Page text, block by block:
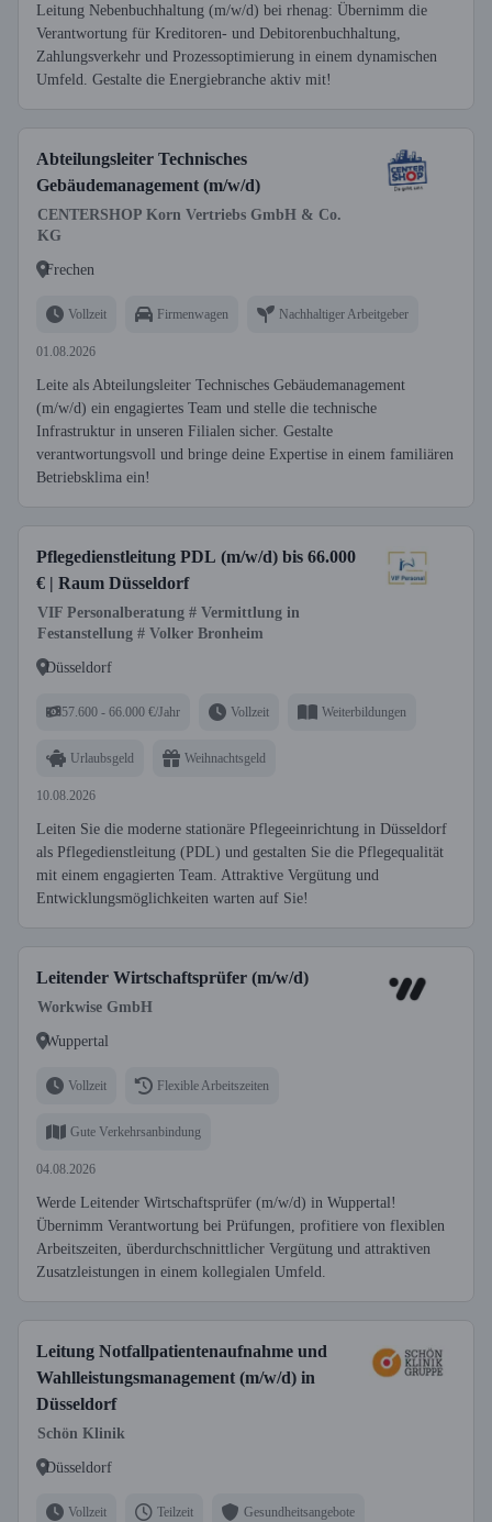
Leitung Nebenbuchhaltung (m/w/d) bei rhenag: Übernimm die
Verantwortung für Kreditoren- und Debitorenbuchhaltung,
Zahlungsverkehr und Prozessoptimierung in einem dynamischen
Umfeld. Gestalte die Energiebranche aktiv mit!
Abteilungsleiter Technisches
Gebäudemanagement (m/w/d)
CENTERSHOP Korn Vertriebs GmbH & Co.
KG
Frechen
Vollzeit Firmenwagen Nachhaltiger Arbeitgeber
01.08.2026
Leite als Abteilungsleiter Technisches Gebäudemanagement
(m/w/d) ein engagiertes Team und stelle die technische
Infrastruktur in unseren Filialen sicher. Gestalte
verantwortungsvoll und bringe deine Expertise in einem familiären
Betriebsklima ein!
Pflegedienstleitung PDL (m/w/d) bis 66.000
€ | Raum Düsseldorf
VIF Personalberatung # Vermittlung in
Festanstellung # Volker Bronheim
Düsseldorf
57.600 - 66.000 €/Jahr Vollzeit Weiterbildungen
Urlaubsgeld Weihnachtsgeld
10.08.2026
Leiten Sie die moderne stationäre Pflegeeinrichtung in Düsseldorf
als Pflegedienstleitung (PDL) und gestalten Sie die Pflegequalität
mit einem engagierten Team. Attraktive Vergütung und
Entwicklungsmöglichkeiten warten auf Sie!
Leitender Wirtschaftsprüfer (m/w/d)
Workwise GmbH
Wuppertal
Vollzeit Flexible Arbeitszeiten
Gute Verkehrsanbindung
04.08.2026
Werde Leitender Wirtschaftsprüfer (m/w/d) in Wuppertal!
Übernimm Verantwortung bei Prüfungen, profitiere von flexiblen
Arbeitszeiten, überdurchschnittlicher Vergütung und attraktiven
Zusatzleistungen in einem kollegialen Umfeld.
Leitung Notfallpatientenaufnahme und
Wahlleistungsmanagement (m/w/d) in
Düsseldorf
Schön Klinik
Düsseldorf
Vollzeit Teilzeit Gesundheitsangebote